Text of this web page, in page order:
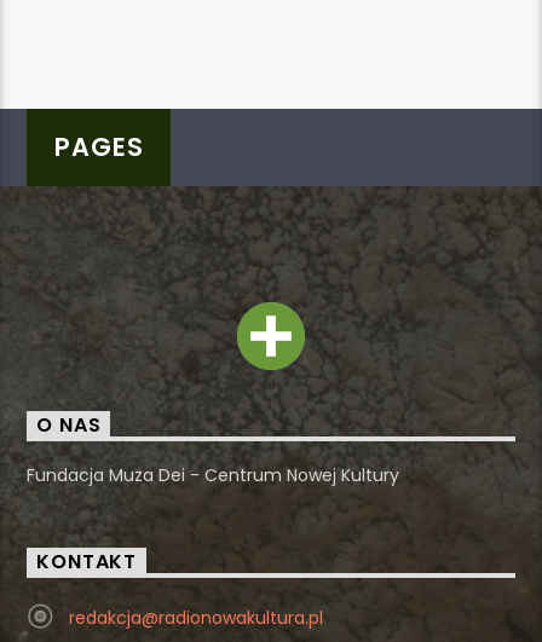
PAGES
O NAS
Fundacja Muza Dei - Centrum Nowej Kultury
KONTAKT
redakcja@radionowakultura.pl